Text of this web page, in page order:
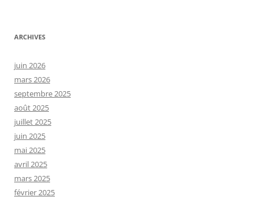
ARCHIVES
juin 2026
mars 2026
septembre 2025
août 2025
juillet 2025
juin 2025
mai 2025
avril 2025
mars 2025
février 2025